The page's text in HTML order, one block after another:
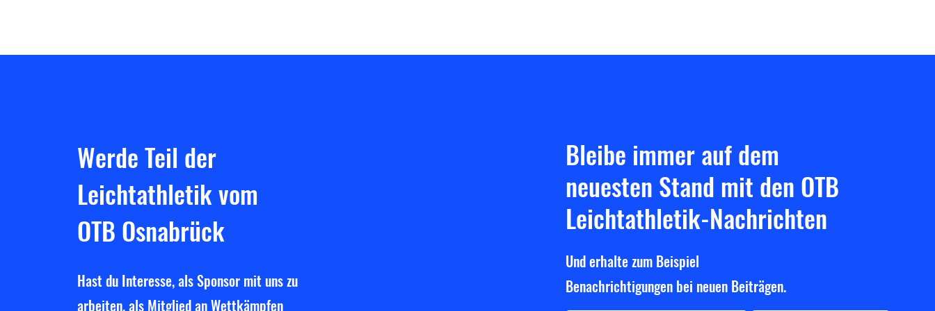
Werde Teil der
Leichtathletik vom
OTB Osnabrück
Hast du Interesse, als Sponsor mit uns zu
arbeiten, als Mitglied an Wettkämpfen
Bleibe immer auf dem
neuesten Stand mit den OTB
Leichtathletik-Nachrichten
Und erhalte zum Beispiel
Benachrichtigungen bei neuen Beiträgen.